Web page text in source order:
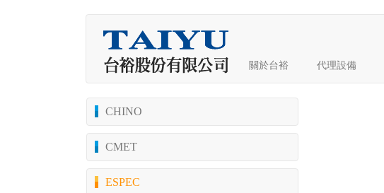
關於台裕 代理設備
CHINO
CMET
ESPEC